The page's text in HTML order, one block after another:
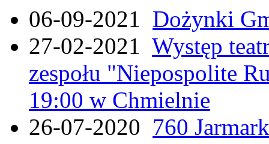
06-09-2021 Dożynki
27-02-2021 Występ
zespołu "Niepospolite
19:00 w Chmielnie
26-07-2020 760